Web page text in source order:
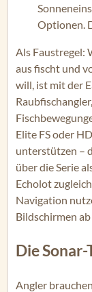
Optionen.
Als Faustregel:
aus fischt und
will, ist mit der
Elite FS oder
unterstützen –
über die Serie
Echolot
Navigation
Bildschirmen
Die
Angler